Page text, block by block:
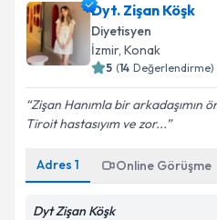
Dyt. Zişan Köşk
Diyetisyen
İzmir, Konak
5 (14 Değerlendirme)
Zişan Hanımla bir arkadaşımın
Tiroit hastasıyım ve zor...
Adres 1 Online Görüşme
Dyt Zişan Köşk